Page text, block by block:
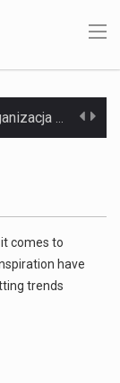
Czym jest Organizacja Traktatu Północnoatlantyckiego? Organizacja Traktatu Północnoatlantyckiego, powszechnie znana jako NATO, to międzynarodowy sojusz polityczno-wojskowy, który powstał 4 kwietnia 1949 roku. Został założony przez…
Jaką dynamikę wzrostu PKB przewidują prognozy gospodarcze dla Polski w 2026 roku? Prognozy dotyczące gospodarki Polski na rok 2026 sugerują, że Produkt Krajowy Brutto (PKB)…
Co to jest cyberbezpieczeństwo w sieci? Cyberbezpieczeństwo w Internecie stanowi istotny element ochrony systemów informacyjnych. Jego zasadniczym celem jest zabezpieczenie przed różnorodnymi cyberzagrożeniami oraz ryzykiem,…
comes to
have
trends